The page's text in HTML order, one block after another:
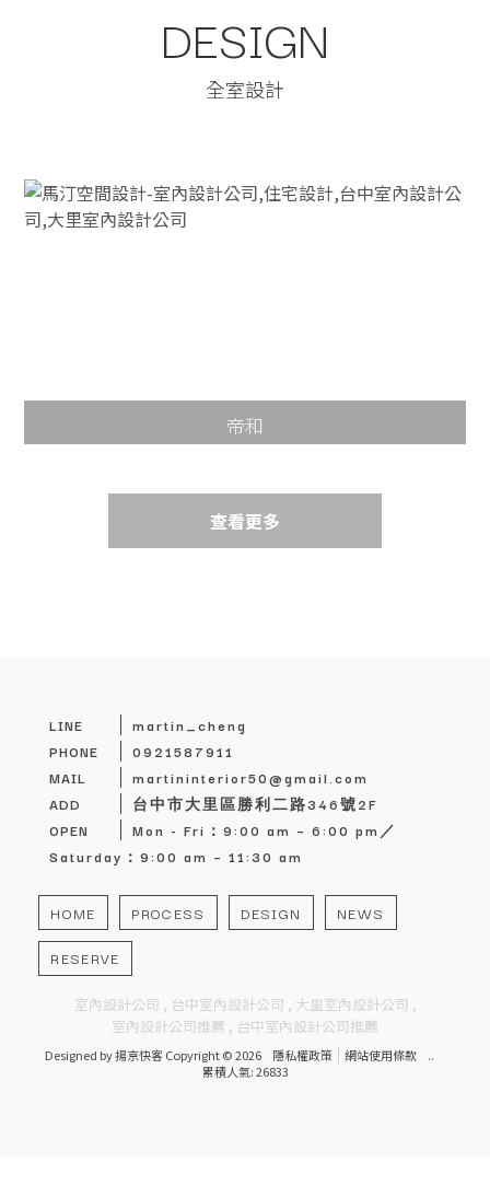
全室設計
DESIGN
帝和
查看更多
martin_cheng
0921587911
martininterior50@gmail.com
台中市大里區勝利二路346號2F
Mon - Fri：9:00 am – 6:00 pm／
Saturday：9:00 am – 11:30 am
HOME PROCESS DESIGN NEWS
RESERVE
室內設計公司 台中室內設計公司
大里室內設計公司
室內設計公司推薦
台中室內設計公司推薦
Designed by揚京快客 Copyright © 2026 隱私權政策 網站使用條款
..
累積人氣: 26833